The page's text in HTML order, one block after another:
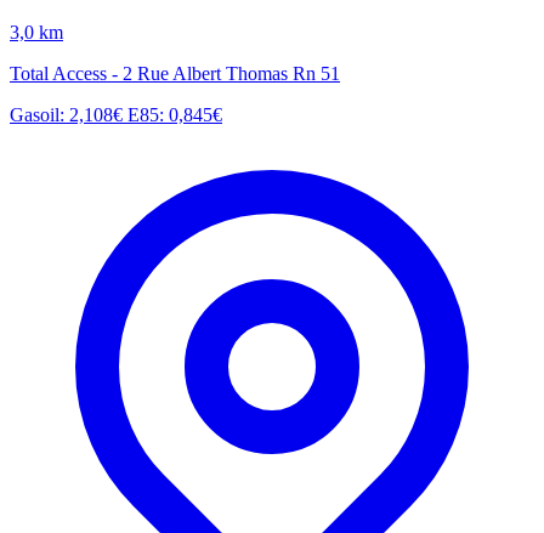
3,0 km
Total Access - 2 Rue Albert Thomas Rn 51
Gasoil: 2,108€ E85: 0,845€